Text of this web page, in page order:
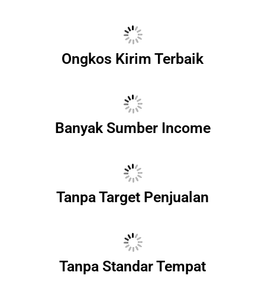
Ongkos Kirim Terbaik
Banyak Sumber Income
Tanpa Target Penjualan
Tanpa Standar Tempat